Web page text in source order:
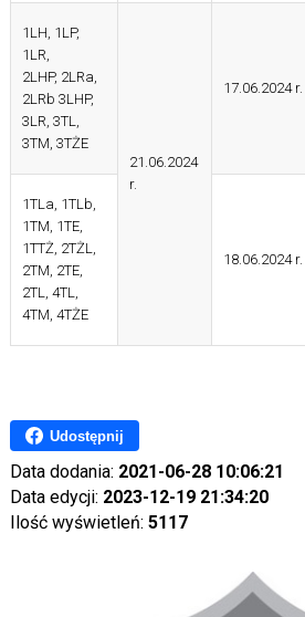
1LH, 1LP,
1LR,
2LHP, 2LRa,
2LRb 3LHP,
3LR, 3TL,
3TM, 3TŻE
21.06.2024
r.
17.06.2024 r.
1TLa, 1TLb,
1TM, 1TE,
1TTŻ, 2TŻL,
2TM, 2TE,
2TL, 4TL,
4TM, 4TŻE
18.06.2024 r.
Udostępnij
Data dodania: 2021-06-28 10:06:21
Data edycji: 2023-12-19 21:34:20
Ilość wyświetleń: 5117